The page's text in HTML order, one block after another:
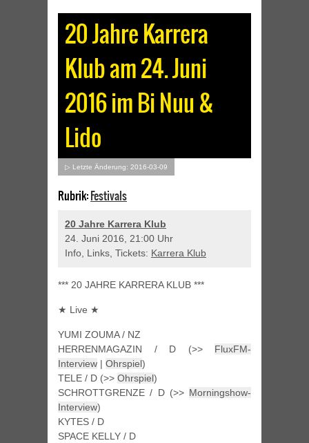
20 Jahre Karrera
Klub am 24. Juni
2016 im Bi Nuu &
Lido
▷ Letzte Änderung: 2016-03-09
Rubrik:Festivals
20 Jahre Karrera Klub
24. Juni 2016, 21:00 Uhr
Info, Links, Tickets: Karrera Klub
*** 20 JAHRE KARRERA KLUB ***
★ Live ★
YUMI ZOUMA / NZ
HERRENMAGAZIN / D (>> FluxFM-
Interview | Ohrspiel)
TELE / D (>> Ohrspiel)
SCHROTTGRENZE / D (>> Morningshow-
Interview)
KYTES / D
SPACE KELLY / D